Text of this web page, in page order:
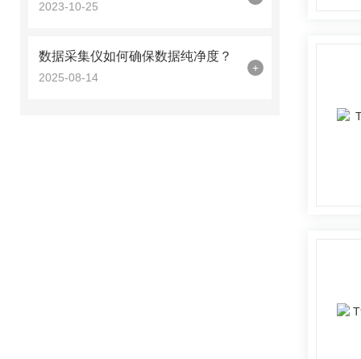
2023-10-25
数据采集仪如何确保数据纯净度？
2025-08-14
+